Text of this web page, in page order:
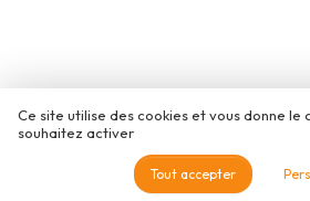
Ce site utilise des cookies et vous donne le
souhaitez activer
Tout accepter